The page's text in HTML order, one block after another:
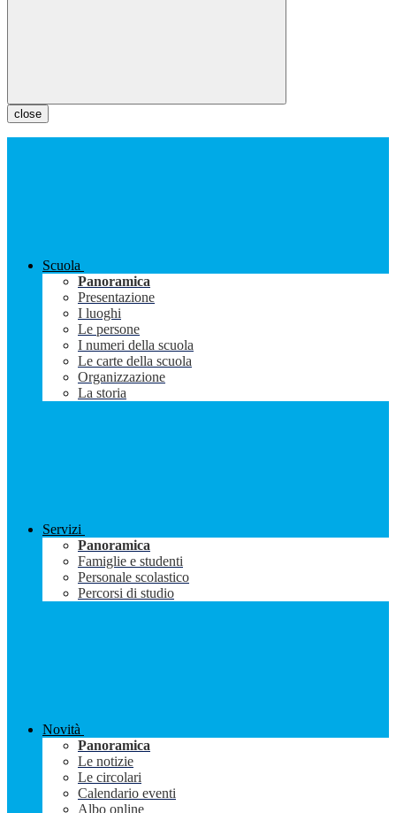
close
Scuola
Panoramica
Presentazione
I luoghi
Le persone
I numeri della scuola
Le carte della scuola
Organizzazione
La storia
Servizi
Panoramica
Famiglie e studenti
Personale scolastico
Percorsi di studio
Novità
Panoramica
Le notizie
Le circolari
Calendario eventi
Albo online